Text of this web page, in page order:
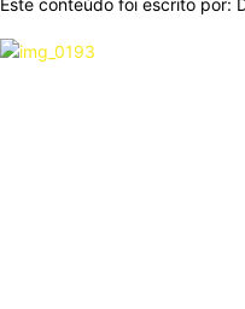
Este conteúdo foi escrito por: